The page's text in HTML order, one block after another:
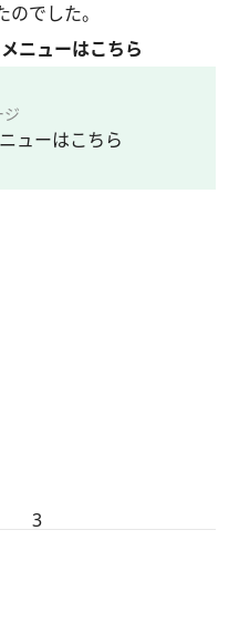
でした。
ニューはこちら
ジ
ューはこちら
3